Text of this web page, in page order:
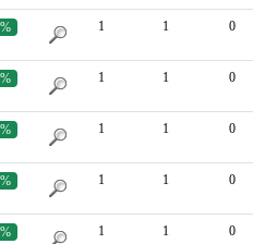
% 1 1 0
% 1 1 0
% 1 1 0
% 1 1 0
% 1 1 0